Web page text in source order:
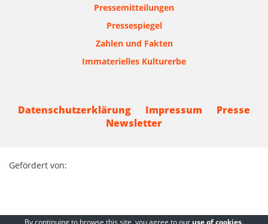
Pressemitteilungen
Pressespiegel
Zahlen und Fakten
Immaterielles Kulturerbe
Datenschutzerklärung Impressum
Presse
Newsletter
Gefördert von:
By continuing to browse this site, you agree to our use of cookies.